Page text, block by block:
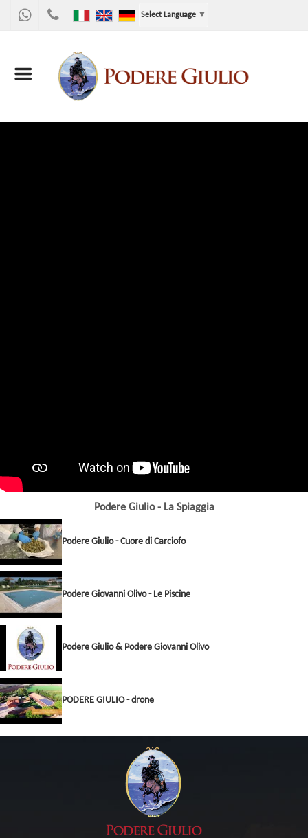
WhatsApp
9867955
Select Language ▼
Podere Giulio - La Spiaggia
Podere Giulio - Cuore di Carciofo
Podere Giovanni Olivo - Le Piscine
Podere Giulio & Podere Giovanni Olivo
PODERE GIULIO - drone